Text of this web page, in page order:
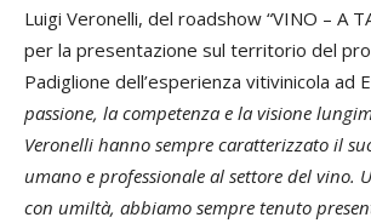
Luigi Veronelli, del roadshow “VINO – A
per la presentazione sul territorio del
Padiglione dell’esperienza vitivinicola ad
passione, la competenza e la visione
Veronelli hanno sempre caratterizzato il
umano e professionale al settore del vino.
con umiltà, abbiamo sempre tenuto